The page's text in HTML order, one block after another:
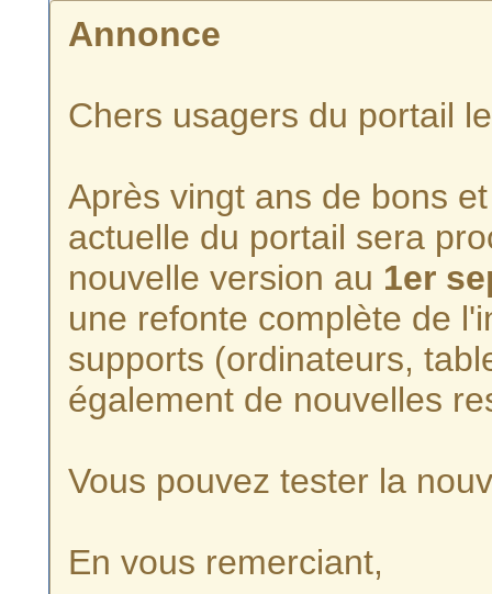
Annonce
Chers usagers du portail
Après vingt ans de bons
actuelle du portail sera
nouvelle version au 1er
une refonte complète de
supports (ordinateurs,
également de nouvelles
Vous pouvez tester la
En vous remerciant,